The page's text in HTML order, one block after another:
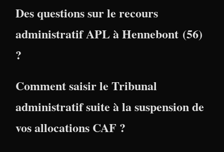
Des questions sur le recours
administratif APL à Hennebont (56)
?
Comment saisir le Tribunal
administratif suite à la suspension de
vos allocations CAF ?